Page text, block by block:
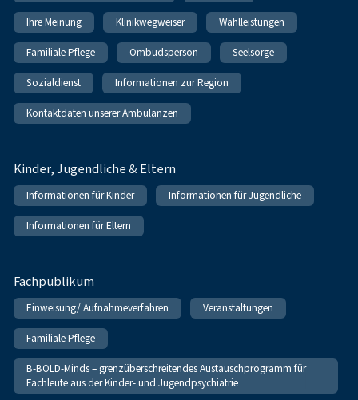
Ihre Meinung Klinikwegweiser Wahlleistungen
Familiale Pflege Ombudsperson Seelsorge
Sozialdienst Informationen zur Region
Kontaktdaten unserer Ambulanzen
Kinder, Jugendliche & Eltern
Informationen für Kinder Informationen für Jugendliche
Informationen für Eltern
Fachpublikum
Einweisung/ Aufnahmeverfahren Veranstaltungen
Familiale Pflege
B-BOLD-Minds – grenzüberschreitendes Austauschprogramm für
Fachleute aus der Kinder- und Jugendpsychiatrie